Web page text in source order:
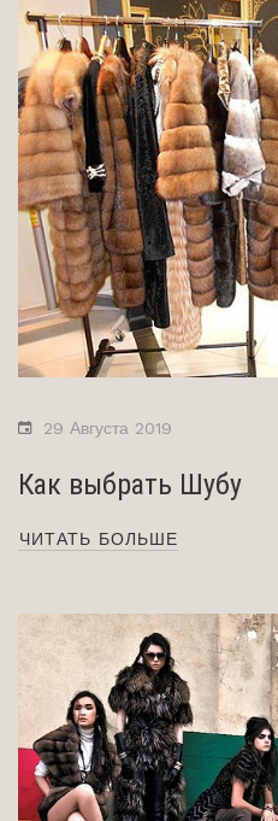
29 Августа 2019
Как выбрать Шубу
ЧИТАТЬ БОЛЬШЕ